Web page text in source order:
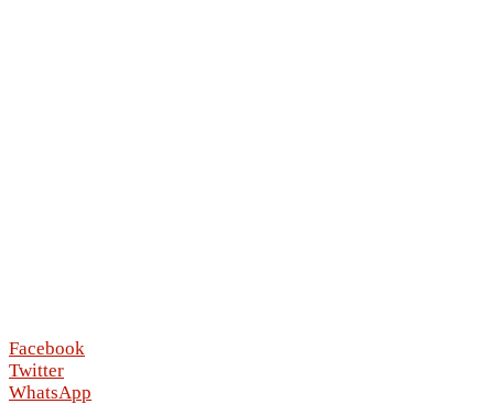
Facebook
Twitter
WhatsApp